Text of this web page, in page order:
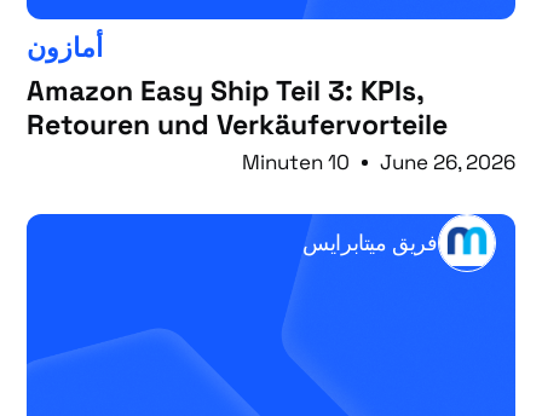
أمازون
Amazon Easy Ship Teil 3: KPIs,
Retouren und Verkäufervorteile
June 26, 2026
10 Minuten
فريق ميتابرايس